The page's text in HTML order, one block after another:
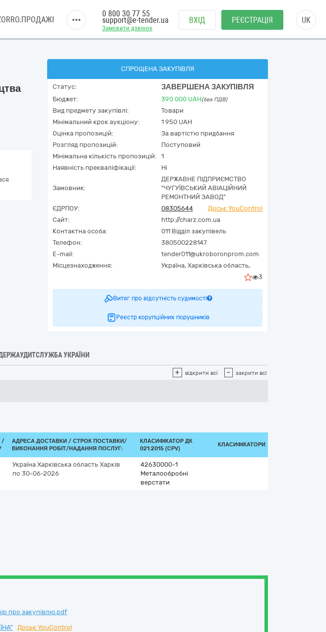
Замовити дзвінок
0 800 30 77 55
support@e-tender.ua ВХІД РЕЄСТРАЦІЯ UK
СПРОЩЕНА ЗАКУПІВЛЯ
Статус: ЗАВЕРШЕНА ЗАКУПІВЛЯ
Бюджет: 390 000 UAH(без ПДВ)
Вид предмету закупівлі:
Товари
Мінімальний крок аукціону:
1 950 UAH
Оцінка пропозицій:
За вартістю придбання
Розгляд пропозицій:
Поступовий
Мінімальна кількість пропозицій:
1
Наявність прекваліфікації:
Ні
Замовник:
ДЕРЖАВНЕ ПІДПРИЄМСТВО
"ЧУГУЇВСЬКИЙ АВІАЦІЙНИЙ
РЕМОНТНИЙ ЗАВОД"
ЄДРПОУ:
08305644
Досьє YouControl
Сайт:
http://charz.com.ua
Контактна особа:
011 Відділ закупівель
Телефон:
380500228147
E-mail:
tender011@ukroboronprom.com
Місцезнаходження:
Україна, Харківська область,
3
Витяг про відсутність судимості
Реєстр корупційних порушників
УКРАЇНИ
+ відкрити всі - закрити всі
/
АДРЕСА ДОСТАВКИ / СТРОК ПОСТАВКИ/
ВИКОНАННЯ РОБІТ/НАДАННЯ ПОСЛУГ:
КЛАСИФІКАТОР ДК
021:2015 (CPV)
КЛАСИФІКАТОРИ
Україна Харківська область Харків
по 30-06-2026
42630000-1
Металообробні
верстати
про закупівлю.pdf
Досьє YouControl